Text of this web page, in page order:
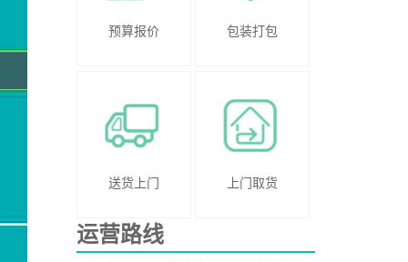
预算报价 包装打包
送货上门 上门取货
运营路线